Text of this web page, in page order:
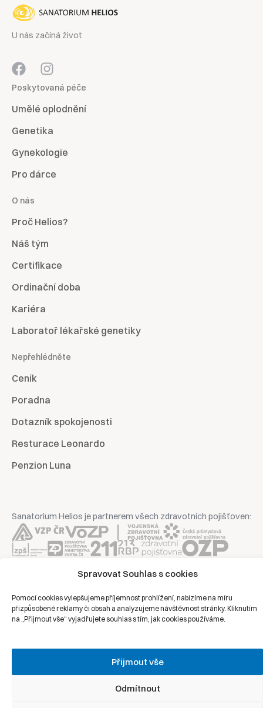
Spravovat Souhlas s cookies
Pomocí cookies vylepšujeme příjemnost prohlížení, nabízíme na míru
přizpůsobené reklamy či obsah a analyzujeme návštěvnost stránky. Kliknutím
na „Přijmout vše“ vyjadřujete souhlas s tím, jak cookies používáme.
Přijmout vše
Odmítnout
U nás začíná život
Poskytovaná péče
Umělé oplodnění
Genetika
Gynekologie
Pro dárce
O nás
Proč Helios?
Náš tým
Certifikace
Ordinační doba
Kariéra
Laboratoř lékařské genetiky
Nepřehlédněte
Ceník
Poradna
Dotazník spokojenosti
Resturace Leonardo
Penzion Luna
Sanatorium Helios je partnerem všech zdravotních pojišťoven:
Copyright © 2026 | Všechna práva vyhrazena | Sanatorium Helios
Ochrana osobních údajů
Zásady cookies